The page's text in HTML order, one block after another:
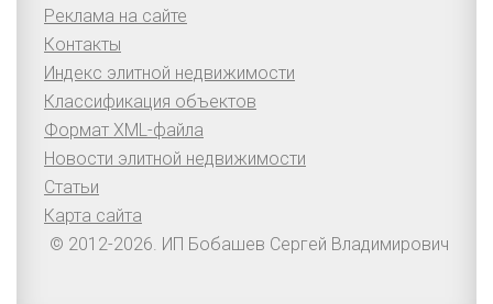
Реклама на сайте
Контакты
Индекс элитной недвижимости
Классификация объектов
Формат XML-файла
Новости элитной недвижимости
Статьи
Карта сайта
© 2012-2026. ИП Бобашев Сергей Владимирович